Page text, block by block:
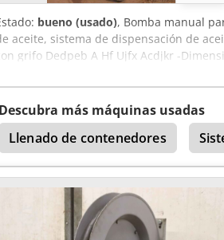
bueno (usado), Bomba manual
aceite, sistema de dispensación de
grifo Dedpeb A Hf Ujfx Acdjkr -
Descubra más máquinas usadas
Llenado de contenedores